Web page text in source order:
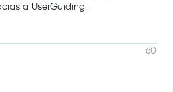
a UserGuiding.
60